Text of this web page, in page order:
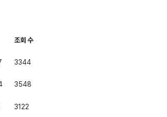
조회 수
3344
3548
3122